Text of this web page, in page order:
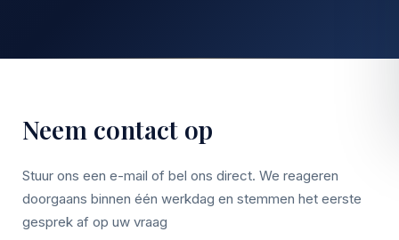
Neem contact op
Stuur ons een e-mail of bel ons direct. We reageren
doorgaans binnen één werkdag en stemmen het eerste
gesprek af op uw vraag